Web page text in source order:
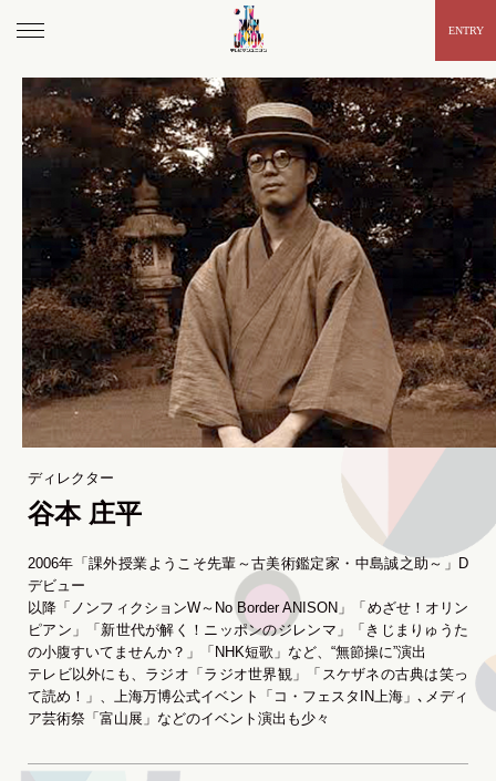
ENTRY
ディレクター
谷本 庄平
2006年「課外授業ようこそ先輩～古美術鑑定家・中島誠之助～」D
デビュー
以降「ノンフィクションW～No Border ANISON」「めざせ！オリン
ピアン」「新世代が解く！ニッポンのジレンマ」「きじまりゅうた
の小腹すいてませんか？」「NHK短歌」など、“無節操に”演出
テレビ以外にも、ラジオ「ラジオ世界観」「スケザネの古典は笑っ
て読め！」、上海万博公式イベント「コ・フェスタIN上海」､メディ
ア芸術祭「富山展」などのイベント演出も少々